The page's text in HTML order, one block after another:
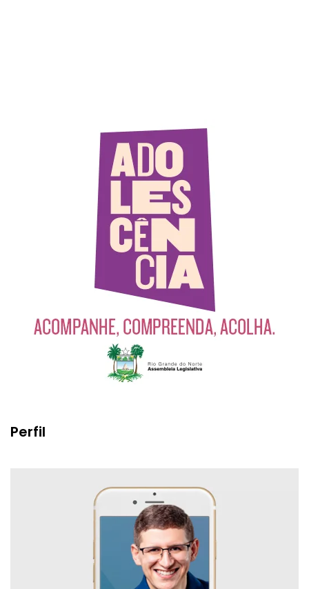
Perfil